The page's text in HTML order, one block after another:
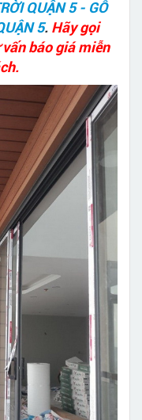
QUẬN 5 - GỖ
5. Hãy gọi
báo giá miễn